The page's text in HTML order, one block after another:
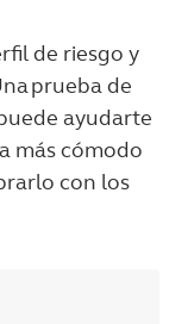
de riesgo y
prueba de
ayudarte
más cómodo
con los